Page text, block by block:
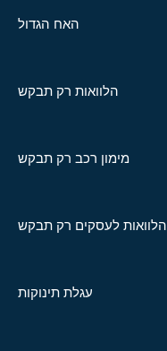
האח הגדול
הלוואות רק תבקש
מימון רכב רק תבקש
הלוואות לעסקים רק תבקש
עגלת תינוקות